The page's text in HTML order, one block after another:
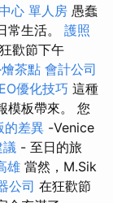
心 單人房 愚蠢
常生活。 護照
歡節下午
茶點 會計公司
優化技巧 這種
模板帶來。 您
的差異 -Venice
議 - 至日的旅
雄 當然，M.Sik
公司 在狂歡節